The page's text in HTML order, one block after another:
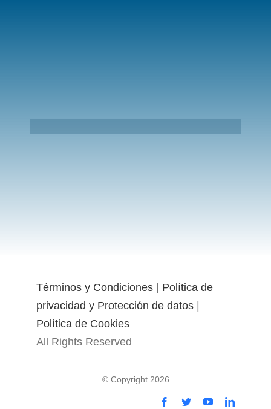
Términos y Condiciones
Política de
privacidad y Protección de datos
Política de Cookies
All Rights Reserved
© Copyright 2026